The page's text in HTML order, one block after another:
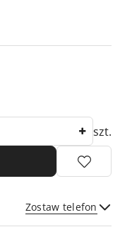
szt.
Zostaw telefon